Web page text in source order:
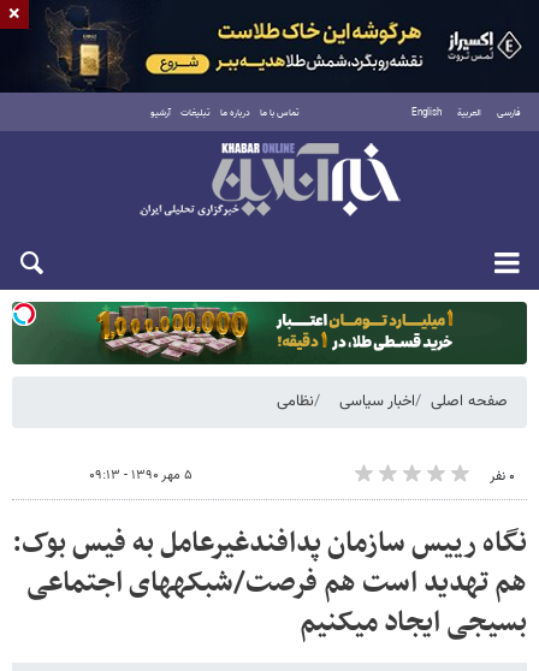
فارسی العربية English تماس با ما درباره ما تبلیغات آرشیو
یکشنبه ۱۸ مرداد ۱۴۰۵
صفحه اصلی اخبار سیاسی نظامی
۰ نفر ۵ مهر ۱۳۹۰ - ۰۹:۱۳
نگاه رییس سازمان پدافندغیرعامل به فیس بوک:
هم تهدید است هم فرصت/شبکه​های اجتماعی
بسیجی ایجاد می​کنیم
×